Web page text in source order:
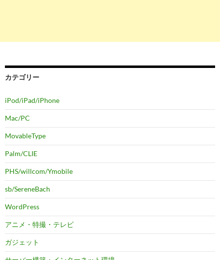
カテゴリー
iPod/iPad/iPhone
Mac/PC
MovableType
Palm/CLIE
PHS/willcom/Ymobile
sb/SereneBach
WordPress
アニメ・特撮・テレビ
ガジェット